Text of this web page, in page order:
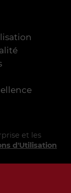
et les
d'Utilisation